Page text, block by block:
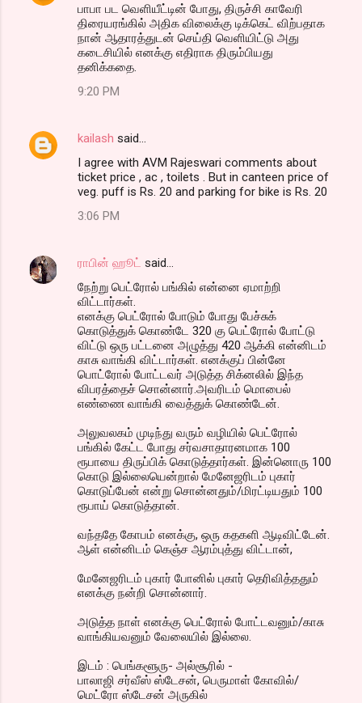
பாபா பட வெளியீட்டின் போது, திருச்சி காவேரி
திரையரங்கில் அதிக விலைக்கு டிக்கெட் விற்பதாக
நான் ஆதாரத்துடன் செய்தி வெளியிட்டு அது
கடைசியில் எனக்கு எதிராக திரும்பியது
தனிக்கதை.
9:20 PM
kailash said…
I agree with AVM Rajeswari comments about
ticket price , ac , toilets . But in canteen price of
veg. puff is Rs. 20 and parking for bike is Rs. 20
3:06 PM
ராபின் ஹூட் said…
நேற்று பெட்ரோல் பங்கில் என்னை ஏமாற்றி
விட்டார்கள்.
எனக்கு பெட்ரோல் போடும் போது பேச்சுக்
கொடுத்துக் கொண்டே 320 கு பெட்ரோல் போட்டு
விட்டு ஒரு பட்டனை அழுத்து 420 ஆக்கி என்னிடம்
காசு வாங்கி விட்டார்கள். எனக்குப் பின்னே
பொட்ரோல் போட்டவர் அடுத்த சிக்னலில் இந்த
விபரத்தைச் சொன்னார்.அவரிடம் மொபைல்
எண்ணை வாங்கி வைத்துக் கொண்டேன்.
அலுவலகம் முடிந்து வரும் வழியில் பெட்ரோல்
பங்கில் கேட்ட போது சர்வசாதாரனமாக 100
ரூபாயை திருப்பிக் கொடுத்தார்கள். இன்னொரு 100
கொடு இல்லையென்றால் மேனேஜரிடம் புகார்
கொடுப்பேன் என்று சொன்னதும்/மிரட்டியதும் 100
ரூபாய் கொடுத்தான்.
வந்ததே கோபம் எனக்கு, ஒரு கதகளி ஆடிவிட்டேன்.
ஆள் என்னிடம் கெஞ்ச ஆரம்புத்து விட்டான்,
மேனேஜரிடம் புகார் போனில் புகார் தெரிவித்ததும்
எனக்கு நன்றி சொன்னார்.
அடுத்த நாள் எனக்கு பெட்ரோல் போட்டவனும்/காசு
வாங்கியவனும் வேலையில் இல்லை.
இடம் : பெங்களூரு- அல்சூரில் -
பாலாஜி சர்வீஸ் ஸ்டேசன், பெருமாள் கோவில்/
மெட்ரோ ஸ்டேசன் அருகில்